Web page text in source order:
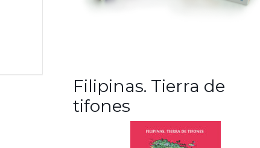
Filipinas. Tierra de
tifones